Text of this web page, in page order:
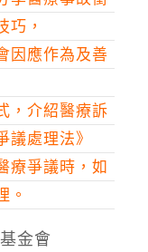
巧，
因應作為及善
，介紹醫療訴
議處理法》
療爭議時，如
。
金會